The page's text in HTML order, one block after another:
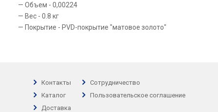
Объем - 0,00224
Вес - 0.8 кг
Покрытие - PVD-покрытие "матовое золото"
Контакты
Каталог
Доставка
Сотрудничество
Пользовательское соглашение